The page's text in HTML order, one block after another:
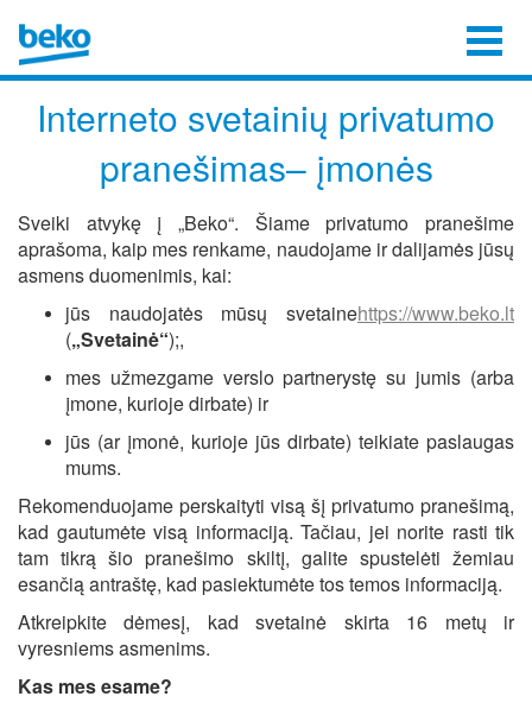
Interneto svetainių privatumo
pranešimas– įmonės
Sveiki atvykę į „Beko“. Šiame privatumo pranešime
aprašoma, kaip mes renkame, naudojame ir dalijamės jūsų
asmens duomenimis, kai:
jūs naudojatės mūsų svetainehttps://www.beko.lt
(„Svetainė“);,
mes užmezgame verslo partnerystę su jumis (arba
įmone, kurioje dirbate) ir
jūs (ar įmonė, kurioje jūs dirbate) teikiate paslaugas
mums.
Rekomenduojame perskaityti visą šį privatumo pranešimą,
kad gautumėte visą informaciją. Tačiau, jei norite rasti tik
tam tikrą šio pranešimo skiltį, galite spustelėti žemiau
esančią antraštę, kad pasiektumėte tos temos informaciją.
Atkreipkite dėmesį, kad svetainė skirta 16 metų ir
vyresniems asmenims.
Kas mes esame?